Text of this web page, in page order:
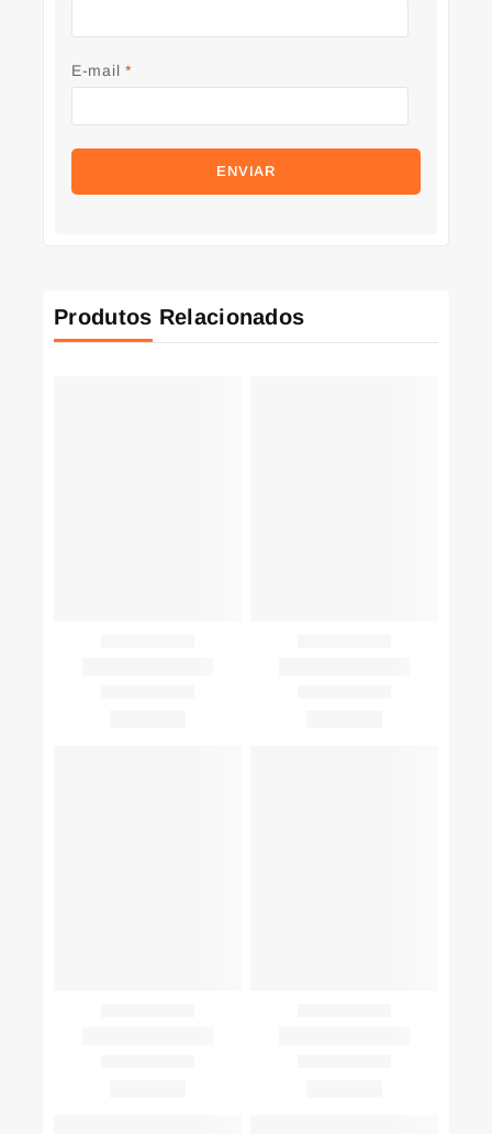
E-mail *
Produtos Relacionados